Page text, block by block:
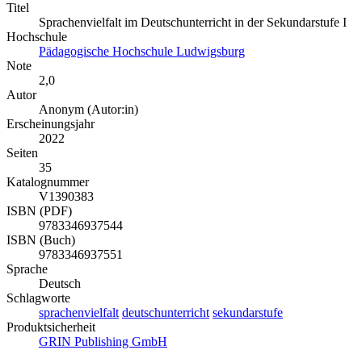
Titel
Sprachenvielfalt im Deutschunterricht in der Sekundarstufe I
Hochschule
Pädagogische Hochschule Ludwigsburg
Note
2,0
Autor
Anonym (Autor:in)
Erscheinungsjahr
2022
Seiten
35
Katalognummer
V1390383
ISBN (PDF)
9783346937544
ISBN (Buch)
9783346937551
Sprache
Deutsch
Schlagworte
sprachenvielfalt deutschunterricht sekundarstufe
Produktsicherheit
GRIN Publishing GmbH